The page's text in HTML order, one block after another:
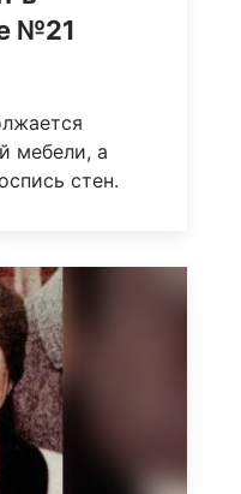
№21
мебели, а
стен.